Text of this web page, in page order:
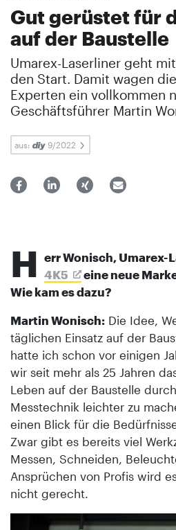
Gut gerüstet für
auf der Baustelle
Umarex-Laserliner geht
den Start. Damit wagen
Experten ein vollkommen
Geschäftsführer Martin
aus: 9/2022
H err Wonisch, Umarex-
4K5
eine neue
Wie kam es dazu?
Martin Wonisch: Die Idee,
täglichen Einsatz auf der
hatte ich schon vor einigen
wir seit mehr als 25 Jahren
Leben auf der Baustelle
Messtechnik leichter zu
einen Blick für die
Zwar gibt es bereits viel
Messen, Schneiden,
Ansprüchen von Profis wird
nicht gerecht.